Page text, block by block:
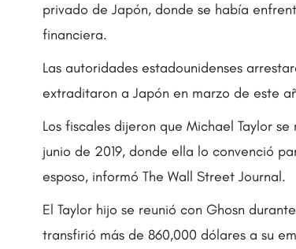
privado de Japón, donde se había
financiera.
Las autoridades estadounidenses
extraditaron a Japón en marzo de este
Los fiscales dijeron que Michael Taylor
junio de 2019, donde ella lo convenció
esposo, informó The Wall Street Journal.
El Taylor hijo se reunió con Ghosn
transfirió más de 860,000 dólares a su